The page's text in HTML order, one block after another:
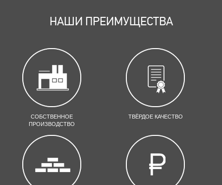
НАШИ ПРЕИМУЩЕСТВА
СОБСТВЕННОЕ
ПРОИЗВОДСТВО
ТВЁРДОЕ КАЧЕСТВО